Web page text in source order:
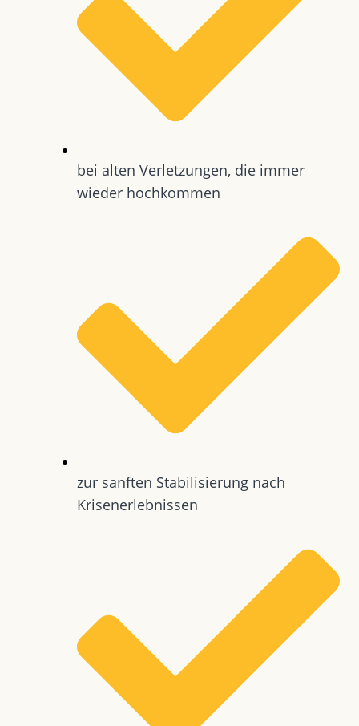
bei alten Verletzungen, die immer
wieder hochkommen
zur sanften Stabilisierung nach
Krisenerlebnissen